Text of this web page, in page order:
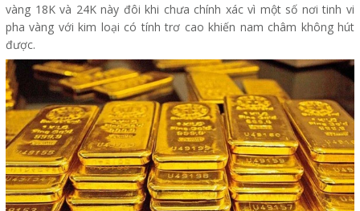
vàng 18K và 24K này đôi khi chưa chính xác vì một số nơi tinh vi
pha vàng với kim loại có tính trơ cao khiến nam châm không hút
được.